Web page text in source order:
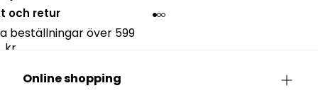
och retur
beställningar över 599
kr.
Online shopping